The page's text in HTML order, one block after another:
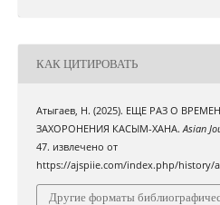
КАК ЦИТИРОВАТЬ
Атыгаев, Н. (2025). ЕЩЕ РАЗ О
ЗАХОРОНЕНИЯ КАСЫМ-ХАНА.Asian
47. извлечено от
https://ajspiie.com/index.php/history/
Другие форматы